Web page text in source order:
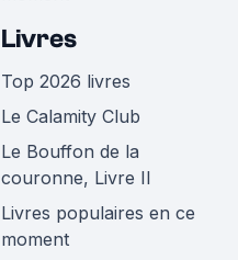
Livres
Top 2026 livres
Le Calamity Club
Le Bouffon de la
couronne, Livre II
Livres populaires en ce
moment